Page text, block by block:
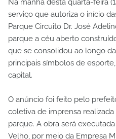
Na manhã desta quarta-feira
serviço que autoriza o início
Parque Circuito Dr. José
parque a céu aberto
que se consolidou ao longo
principais símbolos de
capital.
O anúncio foi feito pelo
coletiva de imprensa
parque. A obra será
Velho, por meio da Empresa